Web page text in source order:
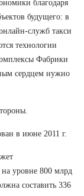
благодаря
будущего: в
служб такси
технологии
Фабрики
сердцем нужно
в июне 2011 г.
уровне 800 млрд
составить 336